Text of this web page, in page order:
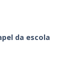
da escola